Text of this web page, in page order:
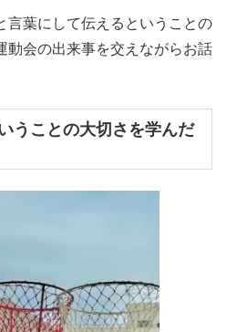
言葉にして伝えるということの
動会の出来事を交えながらお話
うことの大切さを学んだ